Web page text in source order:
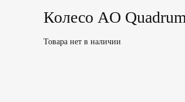
Колесо AO
Товара нет в наличии